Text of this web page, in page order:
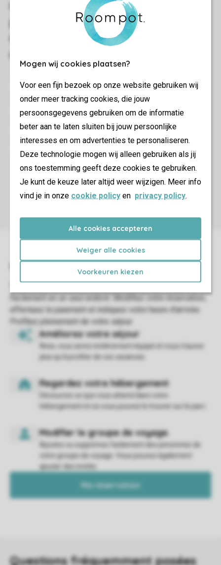
Mogen wij cookies plaatsen?
Voor een fijn bezoek op onze website gebruiken wij
onder meer tracking cookies, die jouw
persoonsgegevens gebruiken om de informatie
beter aan te laten sluiten bij jouw persoonlijke
interesses en om advertenties te personaliseren.
Deze technologie mogen wij alleen gebruiken als jij
ons toestemming geeft deze cookies te gebruiken.
Je kunt de keuze later altijd weer wijzigen. Meer info
vind je in onze cookie policy en privacy policy.
Alle cookies accepteren
Weiger alle cookies
Voorkeuren kiezen
Ainsi, vous serez entièrement équipé et vous n'aurez
plus qu'à profiter de vos vacances.
Découvrez ce que vous attend dans votre
hébergement et où vous pouvez le trouver sur le parc.
Ajoutez ou supprimez facilement des personnes de
votre groupe de voyage. Vous pouvez également
ajouter des invités.
Ma réservation